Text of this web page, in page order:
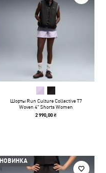
Шорты Run Culture Collective T7
Woven 4" Shorts Women
2 990,00 ₴
НОВИНКА